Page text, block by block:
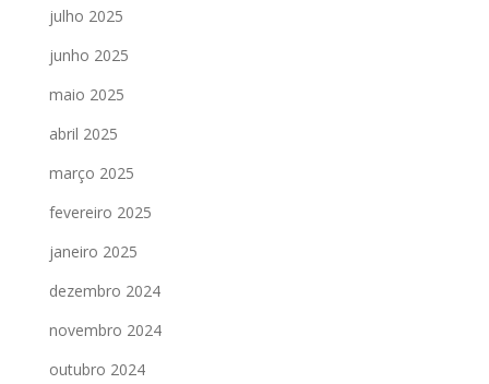
julho 2025
junho 2025
maio 2025
abril 2025
março 2025
fevereiro 2025
janeiro 2025
dezembro 2024
novembro 2024
outubro 2024